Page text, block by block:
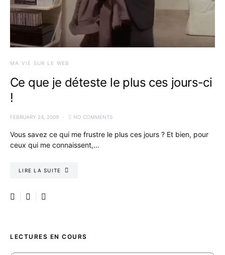
MA VIE SUR LE WEB
Ce que je déteste le plus ces jours-ci
!
FEBRUARY 24, 2009 NO COMMENTS
Vous savez ce qui me frustre le plus ces jours ? Et bien, pour
ceux qui me connaissent,…
LIRE LA SUITE
LECTURES EN COURS